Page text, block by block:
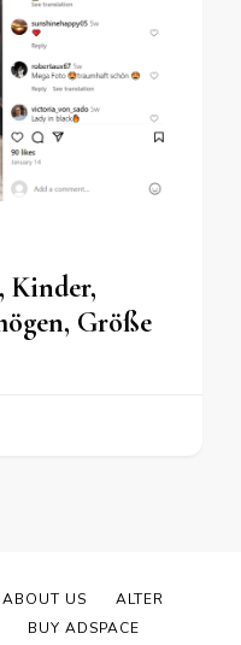
Kinder,
Größe
ABOUT US
ALTER
BUY ADSPACE